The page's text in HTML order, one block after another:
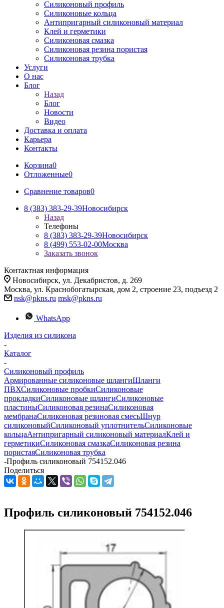
Силиконовый профиль
Силиконовые кольца
Антипригарный силиконовый материал
Клей и герметики
Силиконовая смазка
Силиконовая резина пористая
Силиконовая трубка
Услуги
О нас
Блог
Назад
Блог
Новости
Видео
Доставка и оплата
Карьера
Контакты
Корзина0
Отложенные0
Сравнение товаров0
8 (383) 383-29-39Новосибирск
Назад
Телефоны
8 (383) 383-29-39Новосибирск
8 (499) 553-02-00Москва
Заказать звонок
Контактная информация
Новосибирск, ул. Декабристов, д. 269
Москва, ул. Краснобогатырская, дом 2, строение 23, подъезд 2
nsk@pkns.ru msk@pkns.ru
WhatsApp
Изделия из силикона
-
Каталог
-
Силиконовый профиль
Армированные силиконовые шлангиШланги
ПВХСиликоновые пробкиСиликоновые
прокладкиСиликоновые шлангиСиликоновые
пластиныСиликоновая резинаСиликоновая
мембранаСиликоновая резиновая смесьШнур
силиконовыйСиликоновый уплотнительСиликоновые
кольцаАнтипригарный силиконовый материалКлей и
герметикиСиликоновая смазкаСиликоновая резина
пористаяСиликоновая трубка
-Профиль силиконовый 754152.046
Поделиться
Профиль силиконовый 754152.046